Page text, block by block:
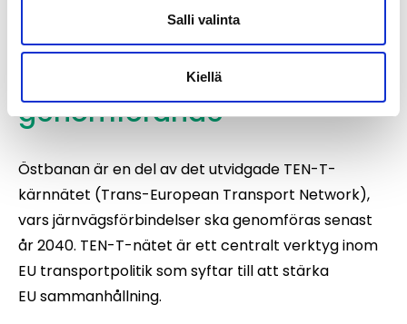
Salli valinta
Kiellä
EU-finansiering för
planering och
genomförande
Östbanan är en del av det utvidgade TEN-T-
kärnnätet (Trans-European Transport Network),
vars järnvägsförbindelser ska genomföras senast
år 2040. TEN-T-nätet är ett centralt verktyg inom
EU transportpolitik som syftar till att stärka
EU sammanhållning.